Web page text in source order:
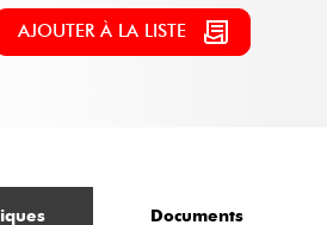
AJOUTER À LA LISTE
Documents